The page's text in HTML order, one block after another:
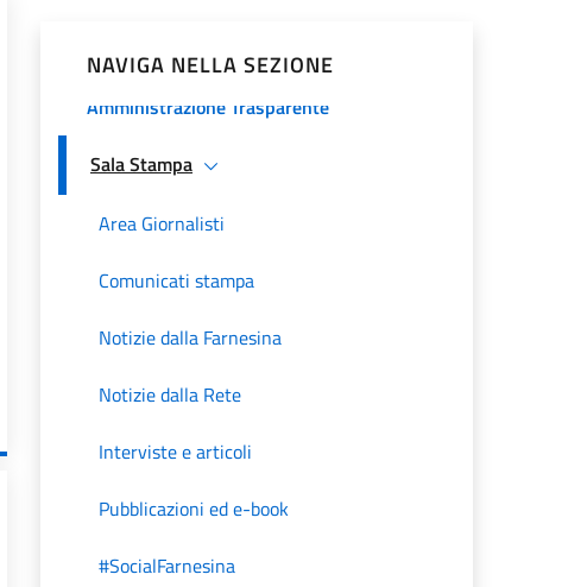
NAVIGA NELLA SEZIONE
Amministrazione Trasparente
Sala Stampa
Area Giornalisti
Comunicati stampa
Notizie dalla Farnesina
Notizie dalla Rete
Interviste e articoli
Pubblicazioni ed e-book
#SocialFarnesina